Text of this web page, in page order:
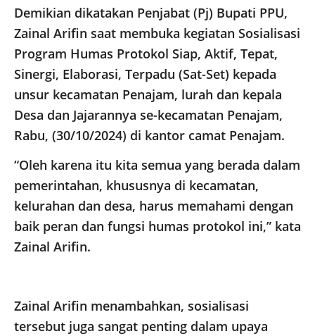
Demikian dikatakan Penjabat (Pj) Bupati PPU,
Zainal Arifin saat membuka kegiatan Sosialisasi
Program Humas Protokol Siap, Aktif, Tepat,
Sinergi, Elaborasi, Terpadu (Sat-Set) kepada
unsur kecamatan Penajam, lurah dan kepala
Desa dan Jajarannya se-kecamatan Penajam,
Rabu, (30/10/2024) di kantor camat Penajam.
“Oleh karena itu kita semua yang berada dalam
pemerintahan, khususnya di kecamatan,
kelurahan dan desa, harus memahami dengan
baik peran dan fungsi humas protokol ini,” kata
Zainal Arifin.
Zainal Arifin menambahkan, sosialisasi
tersebut juga sangat penting dalam upaya